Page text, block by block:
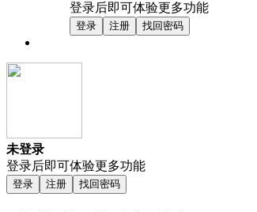
登录后即可体验更多功能
登录 注册 找回密码
未登录
登录后即可体验更多功能
登录 注册 找回密码